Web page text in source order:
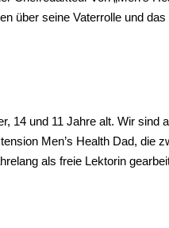
über seine Vaterrolle und
14 und 11 Jahre alt. Wir sind
Men’s Health Dad, die
als freie Lektorin